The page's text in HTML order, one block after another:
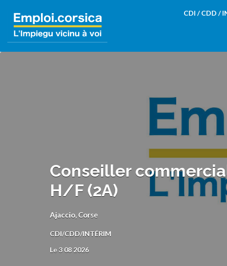
CDI / CDD /
Rechercher:
Conseiller
H/F (2A)
Ajaccio, Corse
CDI/CDD/INTÉRIM
Le 3 08 2026